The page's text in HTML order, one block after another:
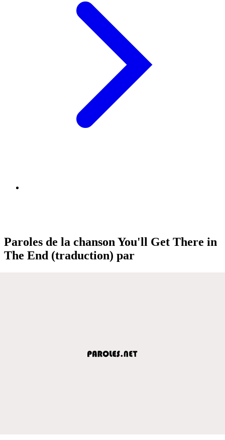
Paroles de la chanson You'll Get There in
The End (traduction) par